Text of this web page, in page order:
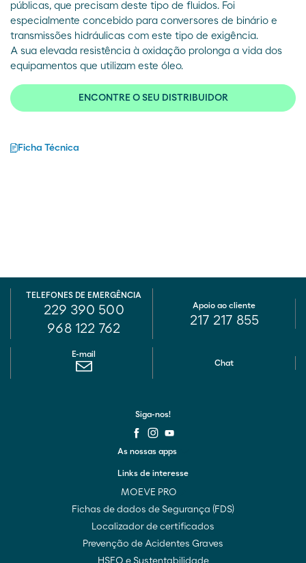
públicas, que precisam deste tipo de fluidos. Foi
especialmente concebido para conversores de binário e
transmissões hidráulicas com este tipo de exigência.
A sua elevada resistência à oxidação prolonga a vida dos
equipamentos que utilizam este óleo.
ENCONTRE O SEU DISTRIBUIDOR
Ficha Técnica
TELEFONES DE EMERGÊNCIA
229 390 500
968 122 762
E-mail
Chat
Apoio ao cliente
217 217 855
Links de interesse
MOEVE PRO
Fichas de dados de Segurança (FDS)
Localizador de certificados
Prevenção de Acidentes Graves
HSEQ e Sustentabilidade
As nossas apps
Siga-nos!